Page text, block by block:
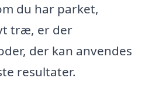
du har parket,
træ, er der
der kan anvendes
resultater.